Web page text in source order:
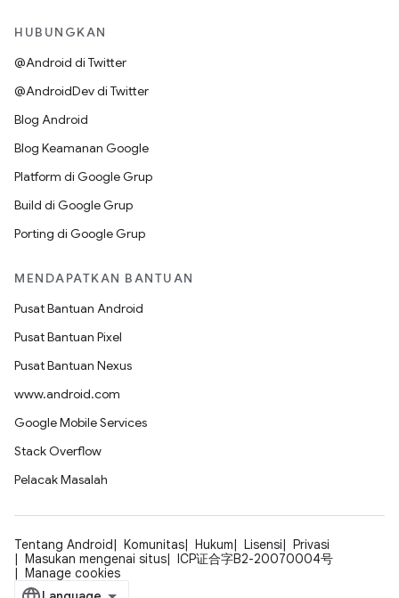
HUBUNGKAN
@Android di Twitter
@AndroidDev di Twitter
Blog Android
Blog Keamanan Google
Platform di Google Grup
Build di Google Grup
Porting di Google Grup
MENDAPATKAN BANTUAN
Pusat Bantuan Android
Pusat Bantuan Pixel
Pusat Bantuan Nexus
www.android.com
Google Mobile Services
Stack Overflow
Pelacak Masalah
Tentang Android Komunitas Hukum Lisensi
Privasi
Masukan mengenai situs
ICP证合字B2-20070004号
Manage cookies